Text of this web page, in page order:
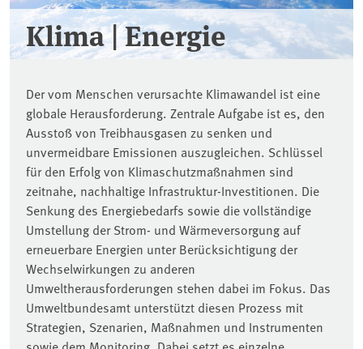
Klima | Energie
Der vom Menschen verursachte Klimawandel ist eine
globale Herausforderung. Zentrale Aufgabe ist es, den
Ausstoß von Treibhausgasen zu senken und
unvermeidbare Emissionen auszugleichen. Schlüssel
für den Erfolg von Klimaschutzmaßnahmen sind
zeitnahe, nachhaltige Infrastruktur-Investitionen. Die
Senkung des Energiebedarfs sowie die vollständige
Umstellung der Strom- und Wärmeversorgung auf
erneuerbare Energien unter Berücksichtigung der
Wechselwirkungen zu anderen
Umweltherausforderungen stehen dabei im Fokus. Das
Umweltbundesamt unterstützt diesen Prozess mit
Strategien, Szenarien, Maßnahmen und Instrumenten